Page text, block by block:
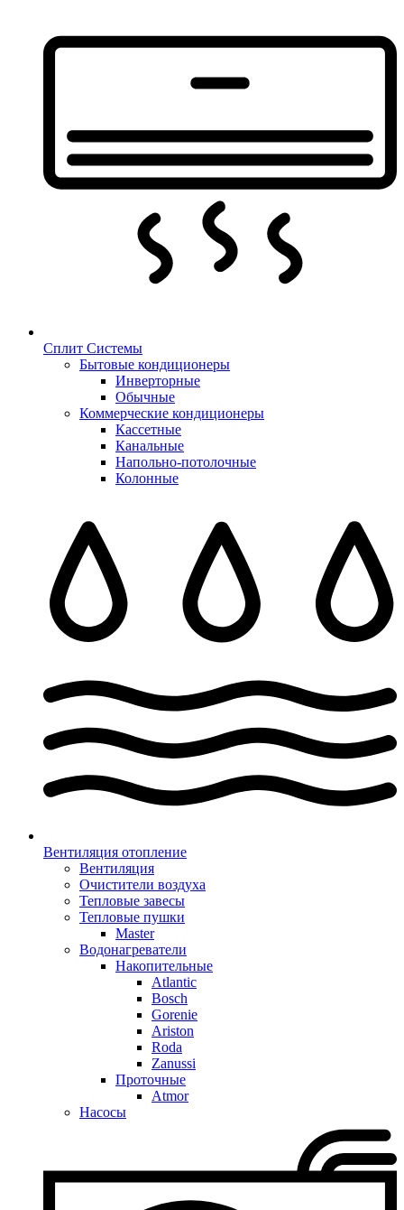
Сплит Системы
Бытовые кондиционеры
Инверторные
Обычные
Коммерческие кондиционеры
Кассетные
Канальные
Напольно-потолочные
Колонные
Вентиляция отопление
Вентиляция
Очистители воздуха
Тепловые завесы
Тепловые пушки
Master
Водонагреватели
Накопительные
Atlantic
Bosch
Gorenie
Ariston
Roda
Zanussi
Проточные
Atmor
Насосы